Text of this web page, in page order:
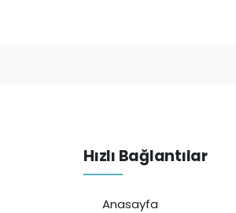
Hızlı Bağlantılar
Anasayfa